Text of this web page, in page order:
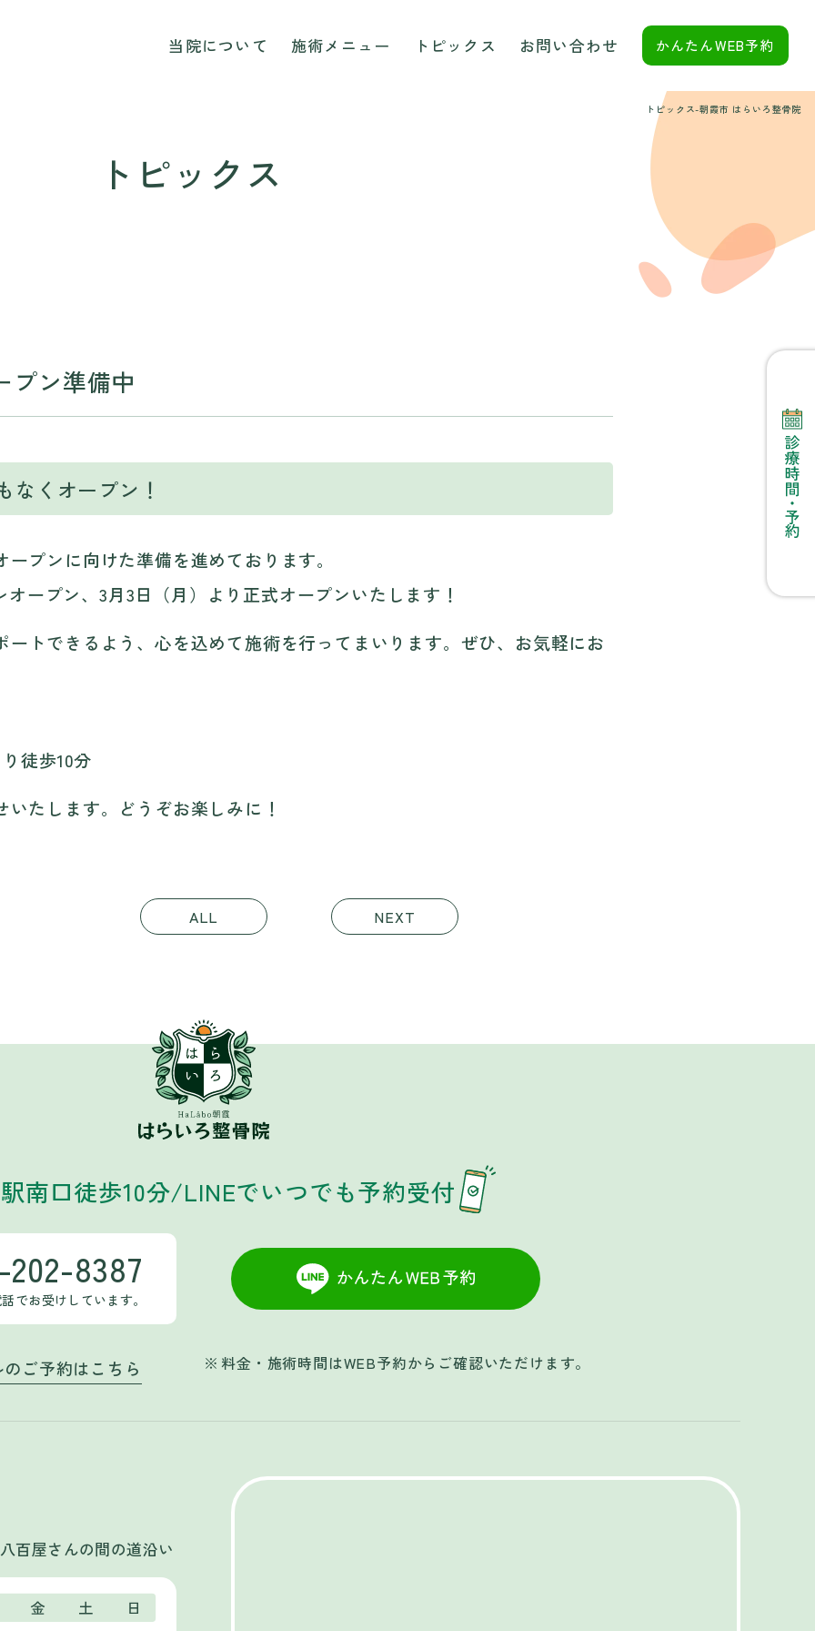
当院について 施術メニュー トピックス お問い合わせ かんたんWEB予約
トピックス-朝霞市 はらいろ整骨院
トピックス
プン準備中
なくオープン！
プンに向けた準備を進めております。
オープン、3月3日（月）より正式オープンいたします！
ートできるよう、心を込めて施術を行ってまいります。ぜひ、お気軽にお
徒歩10分
たします。どうぞお楽しみに！
ALL NEXT
南口徒歩10分/LINEでいつでも予約受付
ご予約はこちら
8387
でお受けしています。
料金・施術時間はWEB予約からご確認いただけます。
百屋さんの間の道沿い